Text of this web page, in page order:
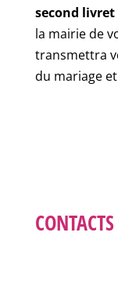
second
la mairie de
transmettra
du mariage
CONTACTS